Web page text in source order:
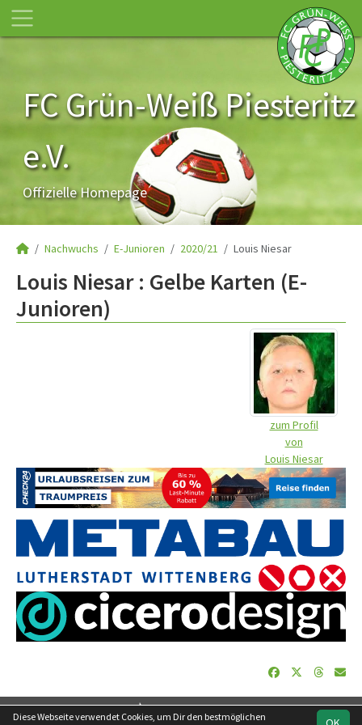
FC Grün-Weiß Piesteritz
e.V.
Offizielle Homepage
Nachwuchs E-Junioren 2020/21 Louis Niesar
Louis Niesar : Gelbe Karten (E-
Junioren)
zum Profil
von
Louis Niesar
soccero.de
Diese Webseite verwendet Cookies, um Dir den bestmöglichen